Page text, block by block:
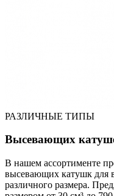
РАЗЛИЧНЫЕ ТИПЫ
Высевающих
В нашем ассортименте
высевающих катушк для
различного размера.